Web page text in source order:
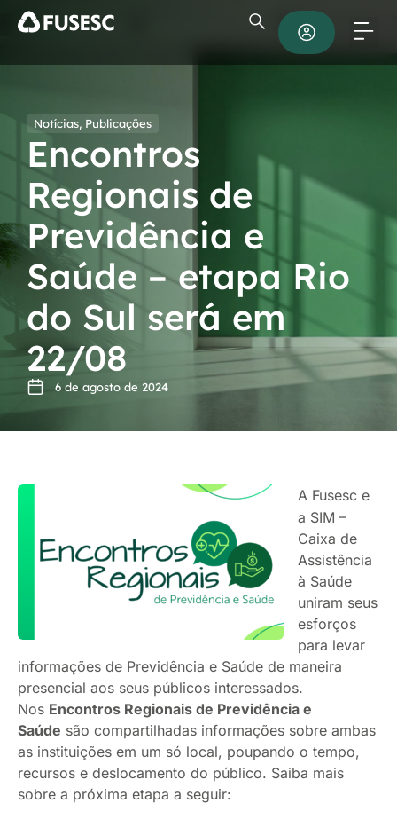
Notícias, Publicações
Encontros
Regionais de
Previdência e
Saúde – etapa Rio
do Sul será em
22/08
6 de agosto de 2024
A Fusesc e
a SIM –
Caixa de
Assistência
à Saúde
uniram seus
esforços
para levar
informações de Previdência e Saúde de maneira
presencial aos seus públicos interessados.
Nos Encontros Regionais de Previdência e
Saúde são compartilhadas informações sobre ambas
as instituições em um só local, poupando o tempo,
recursos e deslocamento do público. Saiba mais
sobre a próxima etapa a seguir: